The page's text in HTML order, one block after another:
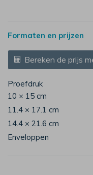
Formaten en prijzen
Bereken de prijs
Proefdruk
10 × 15 cm
11.4 × 17.1 cm
14.4 × 21.6 cm
Enveloppen